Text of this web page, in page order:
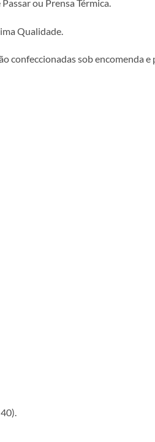
ou Prensa Térmica.
Qualidade.
confeccionadas sob encomenda